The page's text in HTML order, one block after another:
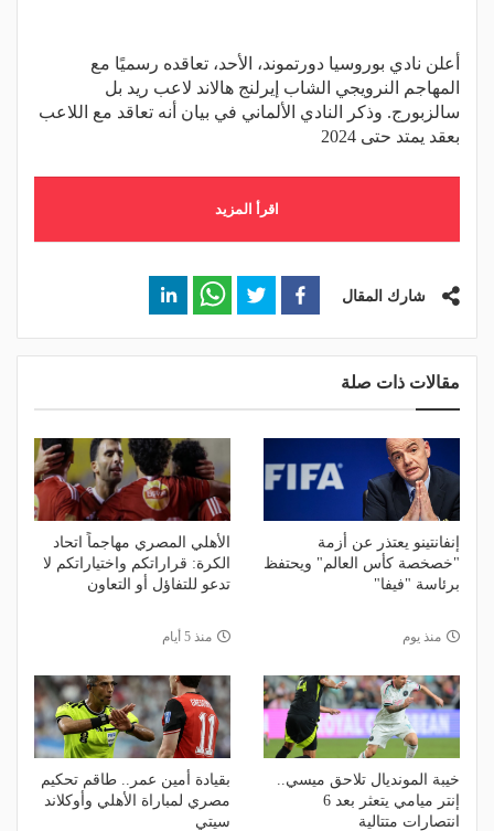
أعلن نادي بوروسيا دورتموند، الأحد، تعاقده رسميًا مع
المهاجم النرويجي الشاب إيرلنج هالاند لاعب ريد بل
سالزبورج. وذكر النادي الألماني في بيان أنه تعاقد مع اللاعب
بعقد يمتد حتى 2024
اقرأ المزيد
شارك المقال
مقالات ذات صلة
إنفانتينو يعتذر عن أزمة
"خصخصة كأس العالم" ويحتفظ
برئاسة "فيفا"
منذ يوم
الأهلي المصري مهاجماً اتحاد
الكرة: قراراتكم واختياراتكم لا
تدعو للتفاؤل أو التعاون
منذ 5 أيام
خيبة المونديال تلاحق ميسي..
إنتر ميامي يتعثر بعد 6
انتصارات متتالية
بقيادة أمين عمر.. طاقم تحكيم
مصري لمباراة الأهلي وأوكلاند
سيتي